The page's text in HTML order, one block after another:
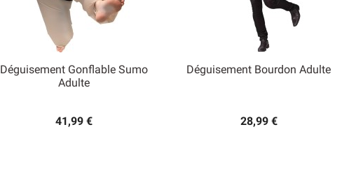
Déguisement Gonflable Sumo
Adulte
41,99 €
Aperçu rapide
Déguisement Bourdon Adulte
28,99 €